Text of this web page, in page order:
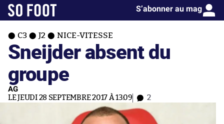
S’abonner au mag
C3 J2 NICE-VITESSE
Sneijder absent du
groupe
AG
LE JEUDI 28 SEPTEMBRE 2017 À 13:09 2